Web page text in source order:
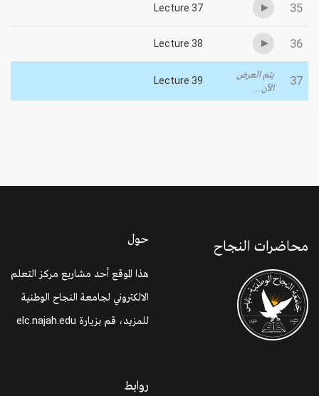
35
Lecture 37
36
Lecture 38
37
يتم العرض
الآن...
Lecture 39
محاضرات النجاح حول
هذا الموقع أحد مشاريع مركز التعلم
الالكتروني لجامعة النجاح الوطنية
للمزيد، قم بزيارة elc.najah.edu
روابط